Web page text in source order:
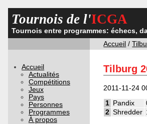
Tournois de l'ICGA
Tournois entre programmes: échecs,
Accueil /
Accueil
Actualités
Compétitions
Jeux
Pays
Personnes
Programmes
À propos
Tilburg
2011-11-24
1 Pandix
2 Shredder